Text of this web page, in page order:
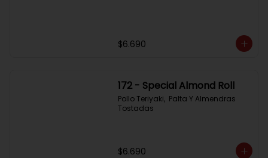
$6.690
172 - Special Almond Roll
Pollo Teriyaki,  Palta Y Almendras
Tostadas
$6.690